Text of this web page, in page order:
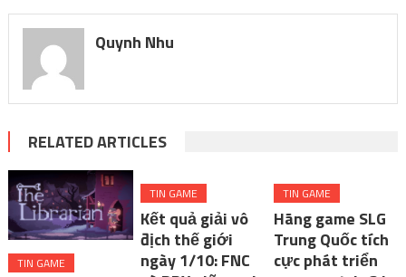
Quynh Nhu
RELATED ARTICLES
TIN GAME
TIN GAME
Kết quả giải vô
địch thế giới
ngày 1/10: FNC
TIN GAME
Hãng game SLG
Trung Quốc tích
cực phát triển